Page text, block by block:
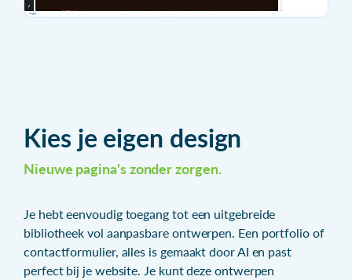
Kies je eigen design
Nieuwe pagina's zonder zorgen.
Je hebt eenvoudig toegang tot een uitgebreide
bibliotheek vol aanpasbare ontwerpen. Een portfolio of
contactformulier, alles is gemaakt door AI en past
perfect bij je website. Je kunt deze ontwerpen